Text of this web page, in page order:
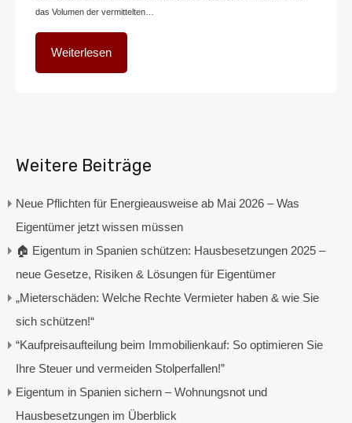
das Volumen der vermittelten…
Weiterlesen
Weitere Beiträge
Neue Pflichten für Energieausweise ab Mai 2026 – Was
Eigentümer jetzt wissen müssen
🏠 Eigentum in Spanien schützen: Hausbesetzungen 2025 –
neue Gesetze, Risiken & Lösungen für Eigentümer
„Mieterschäden: Welche Rechte Vermieter haben & wie Sie
sich schützen!“
“Kaufpreisaufteilung beim Immobilienkauf: So optimieren Sie
Ihre Steuer und vermeiden Stolperfallen!”
Eigentum in Spanien sichern – Wohnungsnot und
Hausbesetzungen im Überblick